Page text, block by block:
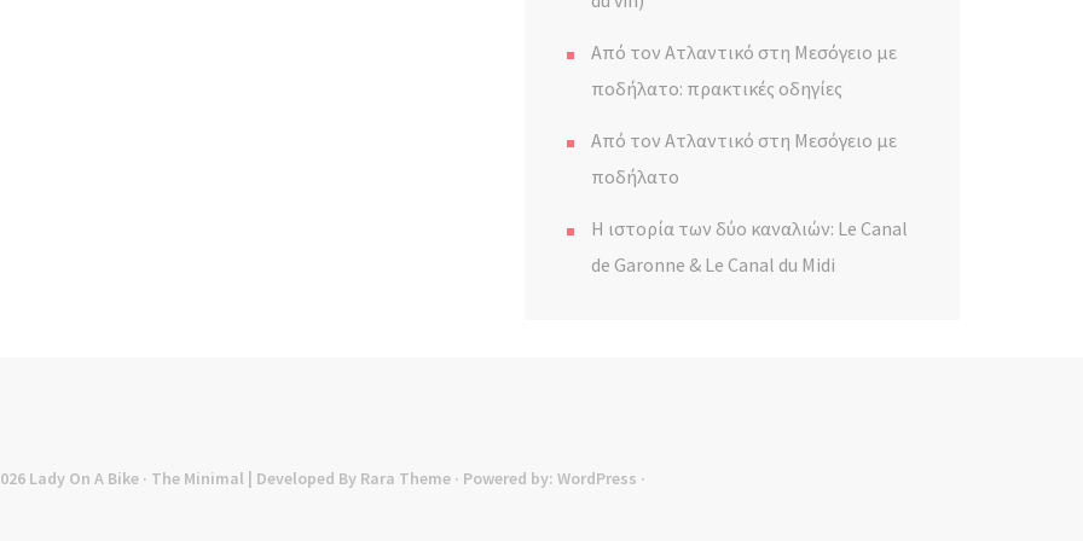
Από τον Ατλαντικό στη Μεσόγειο με
ποδήλατο: πρακτικές οδηγίες
Από τον Ατλαντικό στη Μεσόγειο με
ποδήλατο
Η ιστορία των δύο καναλιών: Le Canal
de Garonne & Le Canal du Midi
Lady On A Bike · The Minimal | Developed By Rara Theme · Powered by: WordPress ·